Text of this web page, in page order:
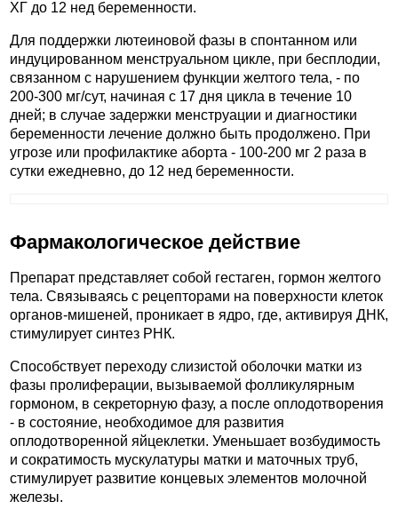
ХГ до 12 нед беременности.
Для поддержки лютеиновой фазы в спонтанном или
индуцированном менструальном цикле, при бесплодии,
связанном с нарушением функции желтого тела, - по
200-300 мг/сут, начиная с 17 дня цикла в течение 10
дней; в случае задержки менструации и диагностики
беременности лечение должно быть продолжено. При
угрозе или профилактике аборта - 100-200 мг 2 раза в
сутки ежедневно, до 12 нед беременности.
Фармакологическое действие
Препарат представляет собой гестаген, гормон желтого
тела. Связываясь с рецепторами на поверхности клеток
органов-мишеней, проникает в ядро, где, активируя ДНК,
стимулирует синтез РНК.
Способствует переходу слизистой оболочки матки из
фазы пролиферации, вызываемой фолликулярным
гормоном, в секреторную фазу, а после оплодотворения
- в состояние, необходимое для развития
оплодотворенной яйцеклетки. Уменьшает возбудимость
и сократимость мускулатуры матки и маточных труб,
стимулирует развитие концевых элементов молочной
железы.